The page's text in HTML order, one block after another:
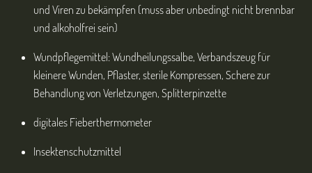
und Viren zu bekämpfen (muss aber unbedingt nicht brennbar
und alkoholfrei sein)
Wundpflegemittel: Wundheilungssalbe, Verbandszeug für
kleinere Wunden, Pflaster, sterile Kompressen, Schere zur
Behandlung von Verletzungen, Splitterpinzette
digitales Fieberthermometer
Insektenschutzmittel